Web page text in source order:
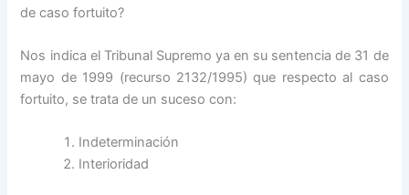
de caso fortuito?
Nos indica el Tribunal Supremo ya en su sentencia de 31 de
mayo de 1999 (recurso 2132/1995) que respecto al caso
fortuito, se trata de un suceso con:
Indeterminación
Interioridad